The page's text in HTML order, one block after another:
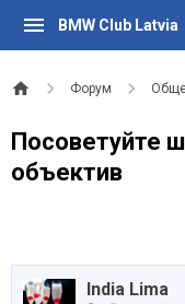
BMW Club Latvia
Форум
Посоветуйте
объектив
India Lima